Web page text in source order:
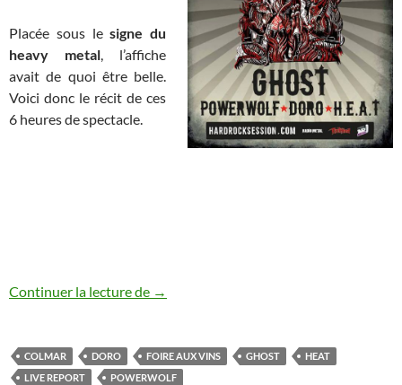
Placée sous lesigne du
heavy metal, l’affiche
avait de quoi être belle.
Voici donc le récit de ces
6 heures de spectacle.
Continuer la lecture de Ghost / Powerwolf / Doro / H.E.A.T
→
COLMAR DORO FOIRE AUX VINS GHOST
HEAT
LIVE REPORT
POWERWOLF